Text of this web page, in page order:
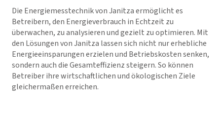
Die Energiemesstechnik von Janitza ermöglicht es
Betreibern, den Energieverbrauch in Echtzeit zu
überwachen, zu analysieren und gezielt zu optimieren. Mit
den Lösungen von Janitza lassen sich nicht nur erhebliche
Energieeinsparungen erzielen und Betriebskosten senken,
sondern auch die Gesamteffizienz steigern. So können
Betreiber ihre wirtschaftlichen und ökologischen Ziele
gleichermaßen erreichen.